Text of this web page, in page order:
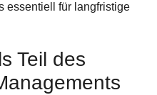
essentiell für langfristige
Teil des